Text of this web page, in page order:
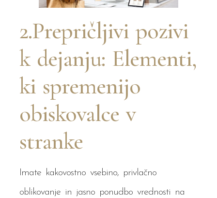
2.Prepričljivi pozivi
k dejanju: Elementi,
ki spremenijo
obiskovalce v
stranke
Imate kakovostno vsebino, privlačno
oblikovanje in jasno ponudbo vrednosti na